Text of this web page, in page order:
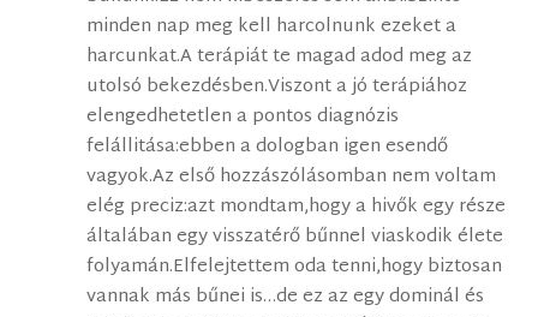
minden nap meg kell harcolnunk ezeket a
harcunkat.A terápiát te magad adod meg az
utolsó bekezdésben.Viszont a jó terápiához
elengedhetetlen a pontos diagnózis
felállitása:ebben a dologban igen esendő
vagyok.Az első hozzászólásomban nem voltam
elég preciz:azt mondtam,hogy a hivők egy része
általában egy visszatérő bűnnel viaskodik élete
folyamán.Elfelejtettem oda tenni,hogy biztosan
vannak más bűnei is…de ez az egy dominál és